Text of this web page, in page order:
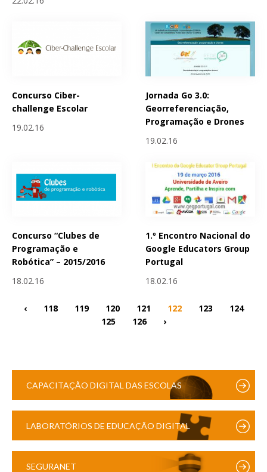
Concurso Ciber-
challenge Escolar
19.02.16
Jornada Go 3.0:
Georreferenciação,
Programação e Drones
19.02.16
Concurso “Clubes de
Programação e
Robótica” – 2015/2016
18.02.16
1.º Encontro Nacional do
Google Educators Group
Portugal
18.02.16
‹ 118 119 120 121 122 123
124
125
126 ›
CAPACITAÇÃO DIGITAL DAS ESCOLAS
LABORATÓRIOS DE EDUCAÇÃO DIGITAL
SEGURANET